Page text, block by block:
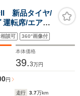
II 新品タイヤ/
転席/エアバ
/パワーウイン
グ
談可 360°画像付
本体価格
39.3万円
円
走行 3.7万km